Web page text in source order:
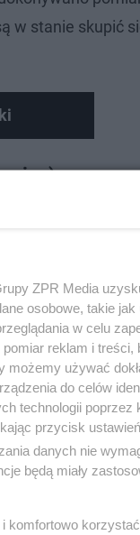
w stanie skupić
ZPR Media
osobowe, takie jak
w celu
reklam i treści,
możemy używać
do celów
technologii poprzez
przycisk
danych nie
będą miały
komfortowo